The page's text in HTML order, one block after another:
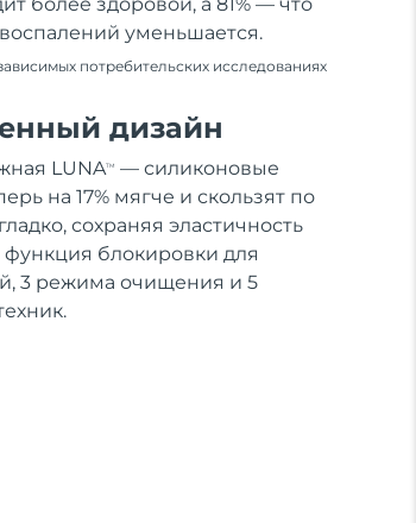
более здоровой, а 81% — что
уменьшается.
потребительских исследованиях
дизайн
LUNATM
— силиконовые
на 17% мягче и скользят по
сохраняя эластичность
блокировки для
3 режима очищения и 5